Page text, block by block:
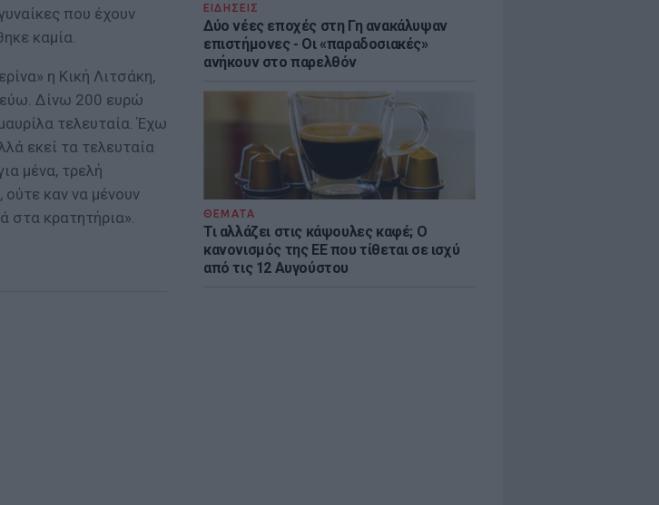
ΕΙΔΗΣΕΙΣ
Δύο νέες εποχές στη Γη ανακάλυψαν
επιστήμονες - Oι «παραδοσιακές»
ανήκουν στο παρελθόν
ΘΕΜΑΤΑ
Τι αλλάζει στις κάψουλες καφέ; Ο
κανονισμός της ΕΕ που τίθεται σε ισχύ
από τις 12 Αυγούστου
που έχουν
καμία.
η Κική Λιτσάκη,
Δίνω 200 ευρώ
τελευταία. Έχω
εκεί τα τελευταία
μένα, τρελή
καν να μένουν
στα κρατητήρια».